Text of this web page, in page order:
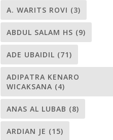
A. WARITS ROVI (3)
ABDUL SALAM HS (9)
ADE UBAIDIL (71)
ADIPATRA KENARO
WICAKSANA (4)
ANAS AL LUBAB (8)
ARDIAN JE (15)